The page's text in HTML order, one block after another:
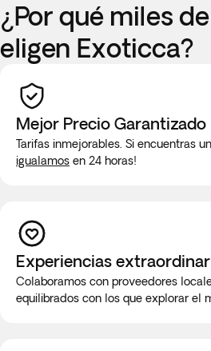
¿Por qué miles
eligen Exoticca?
Mejor Precio Garantizado
Tarifas inmejorables. Si encuentras
igualamos en 24 horas!
Experiencias
Colaboramos con proveedores
equilibrados con los que explorar el